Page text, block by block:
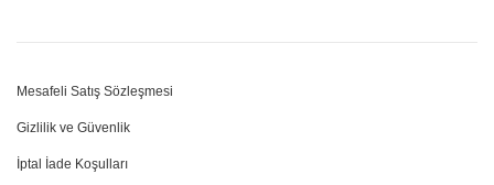
Mesafeli Satış Sözleşmesi
Gizlilik ve Güvenlik
İptal İade Koşulları